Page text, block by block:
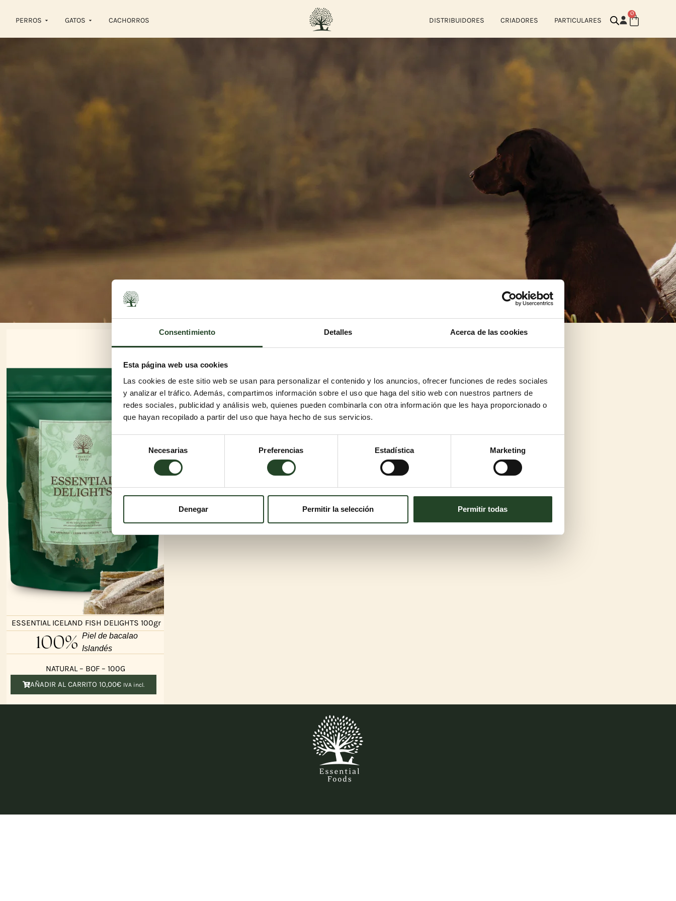
Consentimiento Detalles Acerca de las cookies
Esta página web usa cookies
Las cookies de este sitio web se usan para personalizar el contenido y los anuncios, ofrecer funciones de redes sociales
y analizar el tráfico. Además, compartimos información sobre el uso que haga del sitio web con nuestros partners de
redes sociales, publicidad y análisis web, quienes pueden combinarla con otra información que les haya proporcionado o
que hayan recopilado a partir del uso que haya hecho de sus servicios.
consentimiento
Necesarias Preferencias Estadística Marketing
Denegar Permitir la selección Permitir todas
PERROS GATOS CACHORROS DISTRIBUIDORES CRIADORES PARTICULARES
0
ESSENTIAL ICELAND FISH DELIGHTS 100gr
100% Piel de bacalao
Islandés
NATURAL – BOF – 100G
AÑADIR AL CARRITO10,00€ IVA incl.